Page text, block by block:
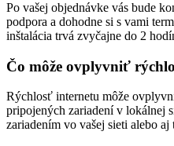
Po vašej objednávke vás bude
podpora a dohodne si s vami
inštalácia trvá zvyčajne do 2
Čo môže ovplyvniť
Rýchlosť internetu môže
pripojených zariadení v lokálnej
zariadením vo vašej sieti alebo aj